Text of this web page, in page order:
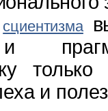
сциентизма
и
толь­ко
и